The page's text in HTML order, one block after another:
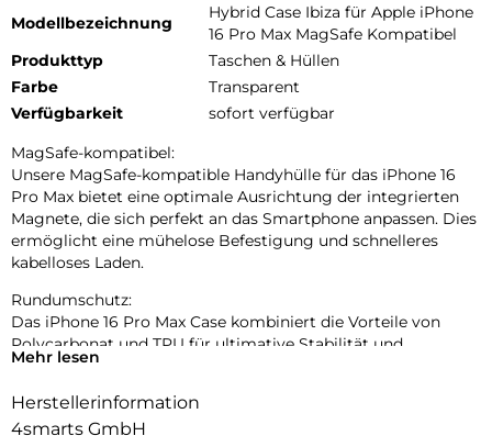
Modellbezeichnung
Hybrid Case Ibiza für Apple iPhone
16 Pro Max MagSafe Kompatibel
Produkttyp
Taschen & Hüllen
Farbe
Transparent
Verfügbarkeit
sofort verfügbar
MagSafe-kompatibel:
Unsere MagSafe-kompatible Handyhülle für das iPhone 16
Pro Max bietet eine optimale Ausrichtung der integrierten
Magnete, die sich perfekt an das Smartphone anpassen. Dies
ermöglicht eine mühelose Befestigung und schnelleres
kabelloses Laden.
Rundumschutz:
Das iPhone 16 Pro Max Case kombiniert die Vorteile von
Polycarbonat und TPU für ultimative Stabilität und
Stoßdämpfung. Das Polycarbonat verleiht der Hülle eine
während das TPU die Fähigkeit besitzt, Stöße effektiv zu
absorbieren und das Handy vor versehentlichen Stürzen zu
Mehr lesen
Herstellerinformation
4smarts GmbH